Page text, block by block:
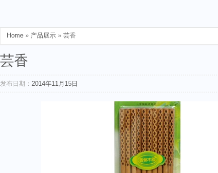
Home» 产品展示» 芸香
芸香
发布日期： 2014年11月15日